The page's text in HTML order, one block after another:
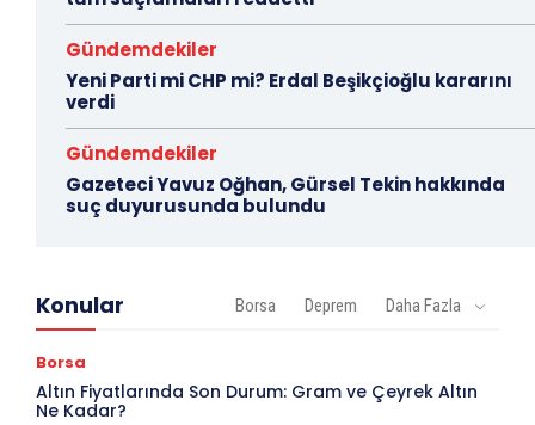
Gündemdekiler
Yeni Parti mi CHP mi? Erdal Beşikçioğlu kararını
verdi
Gündemdekiler
Gazeteci Yavuz Oğhan, Gürsel Tekin hakkında
suç duyurusunda bulundu
Konular Borsa Deprem Daha Fazla
Borsa
Altın Fiyatlarında Son Durum: Gram ve Çeyrek Altın
Ne Kadar?